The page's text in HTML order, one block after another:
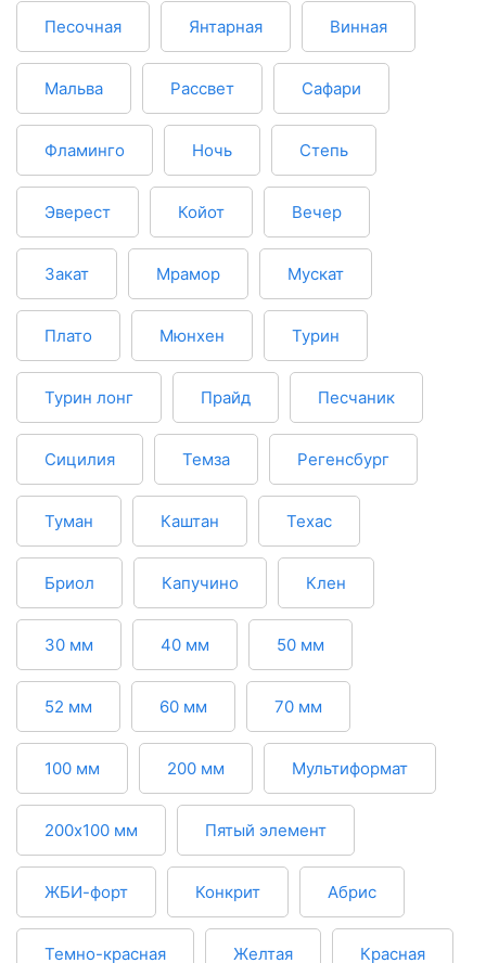
Песочная Янтарная Винная
Мальва Рассвет Сафари
Фламинго Ночь Степь
Эверест Койот Вечер
Закат Мрамор Мускат
Плато Мюнхен Турин
Турин лонг Прайд Песчаник
Сицилия Темза Регенсбург
Туман Каштан Техас
Бриол Капучино Клен
30 мм 40 мм 50 мм
52 мм 60 мм 70 мм
100 мм 200 мм Мультиформат
200х100 мм Пятый элемент
ЖБИ-форт Конкрит Абрис
Темно-красная Желтая Красная